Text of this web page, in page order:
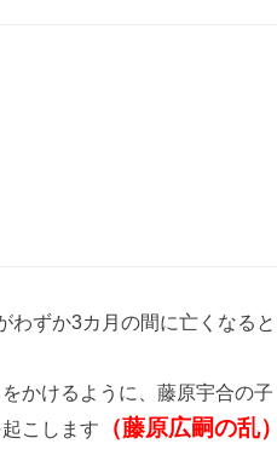
わずか3カ月の間に亡くなると
かけるように、藤原宇合の
こします
（藤原広嗣の乱）